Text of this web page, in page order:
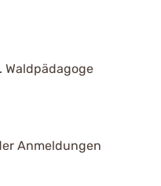
Waldpädagoge
Anmeldungen